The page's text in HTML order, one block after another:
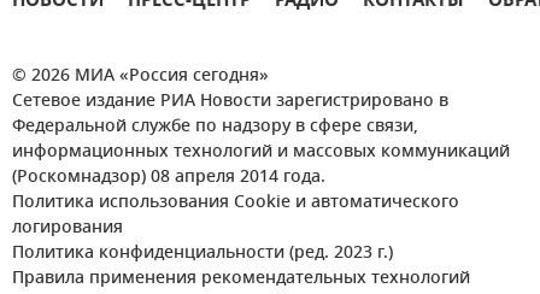
© 2026 МИА «Россия сегодня»
Сетевое издание РИА Новости зарегистрировано в
Федеральной службе по надзору в сфере связи,
информационных технологий и массовых коммуникаций
(Роскомнадзор) 08 апреля 2014 года.
Политика использования Cookie и автоматического
логирования
Политика конфиденциальности (ред. 2023 г.)
Правила применения рекомендательных технологий